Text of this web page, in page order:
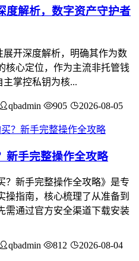
度解析，数字资产守护者
展开深度解析，明确其作为数
核心定位，作为主流非托管钱
主掌控私钥为核...
qbadmin 905 2026-08-05
新手完整操作全攻略
？新手完整操作全攻略》是专
操指南，核心梳理了从准备到
需通过官方安全渠道下载安装
qbadmin 812 2026-08-04